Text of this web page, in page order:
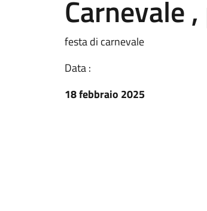
Carnevale
festa di carnevale
Data :
18 febbraio 2025